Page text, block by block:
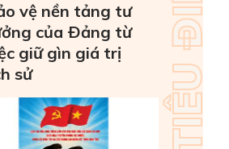
vệ nền tảng tư
của Ðảng từ
giữ gìn giá trị
sử